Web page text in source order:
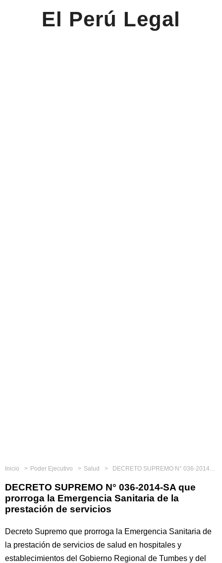
El Perú Legal
Inicio Poder Ejecutivo Salud DECRETO SUPREMO N° 036-2014-SA que prorroga la Emergencia Sanitaria de la prestación de servicios
DECRETO SUPREMO N° 036-2014-SA que
prorroga la Emergencia Sanitaria de la
prestación de servicios
Decreto Supremo que prorroga la Emergencia Sanitaria de
la prestación de servicios de salud en hospitales y
establecimientos del Gobierno Regional de Tumbes y del